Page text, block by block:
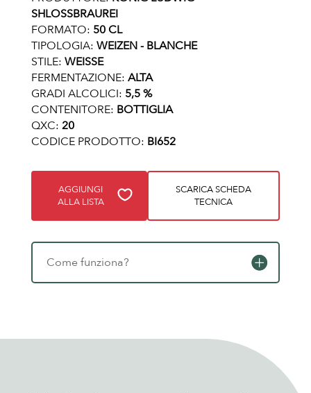
SHLOSSBRAUREI
FORMATO: 50 CL
TIPOLOGIA: WEIZEN - BLANCHE
STILE: WEISSE
FERMENTAZIONE: ALTA
GRADI ALCOLICI: 5,5 %
CONTENITORE: BOTTIGLIA
QXC: 20
CODICE PRODOTTO: BI652
AGGIUNGI
ALLA LISTA
SCARICA SCHEDA
TECNICA
Come funziona?